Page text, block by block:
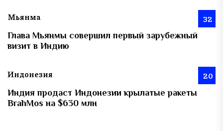
Мьянма 32
Глава Мьянмы совершил первый зарубежный
визит в Индию
Индонезия 20
Индия продаст Индонезии крылатые ракеты
BrahMos на $630 млн